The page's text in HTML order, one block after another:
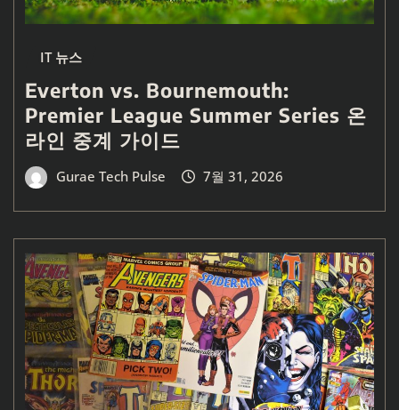
IT 뉴스
Everton vs. Bournemouth:
Premier League Summer Series 온
라인 중계 가이드
Gurae Tech Pulse 7월 31, 2026